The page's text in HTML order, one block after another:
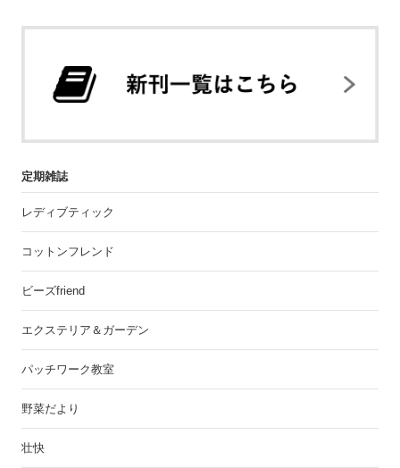
定期雑誌
レディブティック
コットンフレンド
ビーズfriend
エクステリア＆ガーデン
パッチワーク教室
野菜だより
壮快